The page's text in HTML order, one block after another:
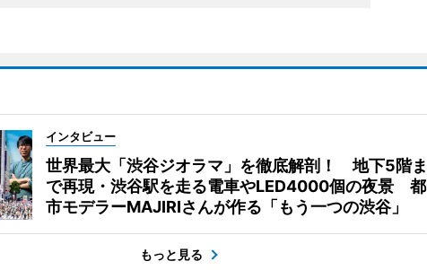
インタビュー
世界最大「渋谷ジオラマ」を徹底解剖！ 地下5階ま
で再現・渋谷駅を走る電車やLED4000個の夜景 都
市モデラーMAJIRIさんが作る「もう一つの渋谷」
もっと見る